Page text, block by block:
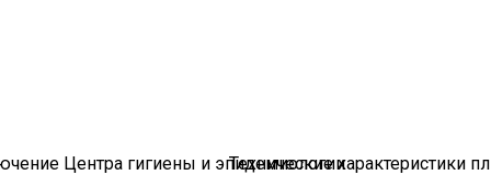
Центра гигиены и эпидемиологииТехнические характеристики